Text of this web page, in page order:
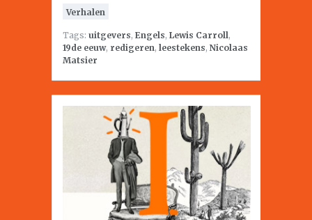
Verhalen
Tags: uitgevers, Engels, Lewis Carroll,
19de eeuw, redigeren, leestekens, Nicolaas
Matsier